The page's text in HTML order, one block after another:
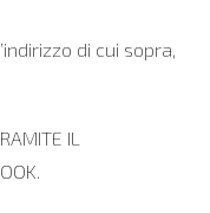
di cui sopra,
IL